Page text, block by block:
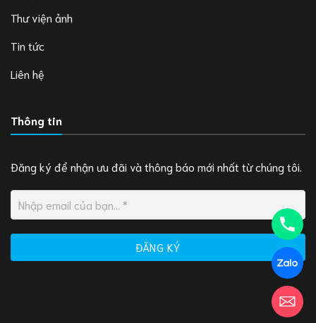
Thư viện ảnh
Tin tức
Liên hệ
Thông tin
Đăng ký để nhận ưu đãi và thông báo mới nhất từ chúng tôi.